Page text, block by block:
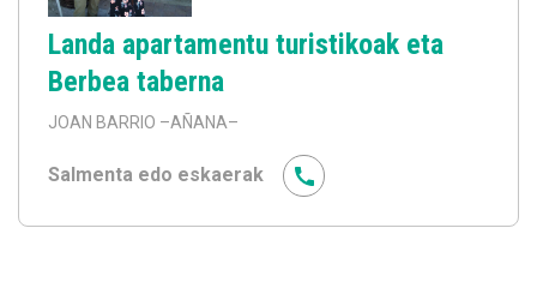
Landa apartamentu turistikoak eta
Berbea taberna
JOAN BARRIO –AÑANA–
Salmenta edo eskaerak